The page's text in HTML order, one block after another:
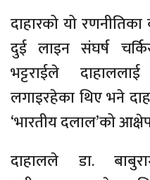
दाहारको यो
दुई लाइन संघर्ष
भट्टराईले
लगाइरहेका थिए भने
‘भारतीय दलाल’को
दाहालले डा.